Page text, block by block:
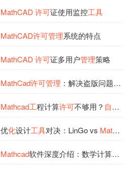
MathCAD 许可证使用监控工具
MathCAD许可管理系统的特点
MathCAD 许可证多用户管理策略
MathCad许可管理 ：解决盗版问题，合
Mathcad工程计算许可不够用？ 自动
优化设计工具对决：LinGo vs Mathcad
Mathcad软件深度介绍：数学计算与